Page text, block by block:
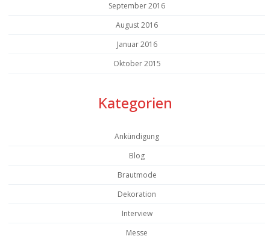
September 2016
August 2016
Januar 2016
Oktober 2015
Kategorien
Ankündigung
Blog
Brautmode
Dekoration
Interview
Messe